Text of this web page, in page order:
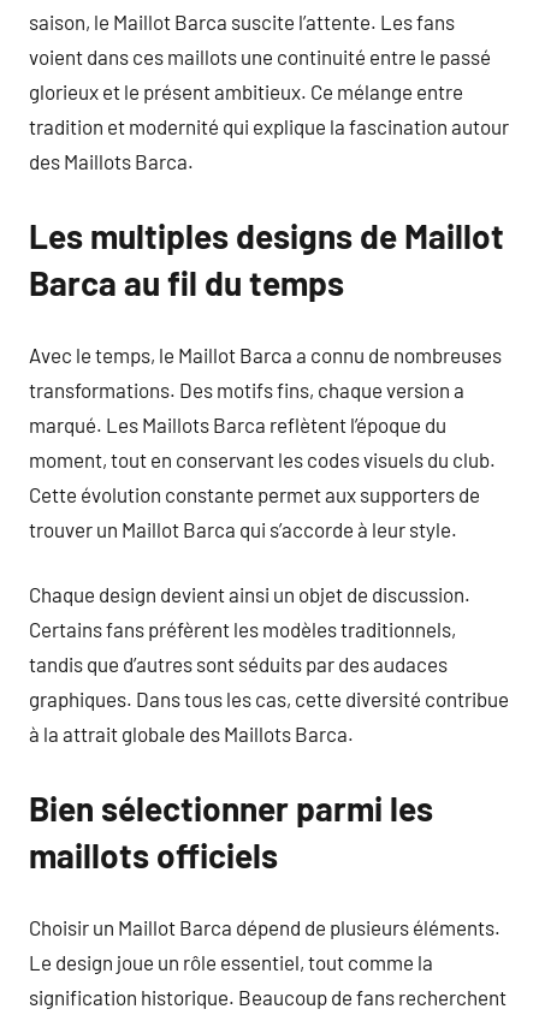
saison, le Maillot Barca suscite l’attente. Les fans
voient dans ces maillots une continuité entre le passé
glorieux et le présent ambitieux. Ce mélange entre
tradition et modernité qui explique la fascination autour
des Maillots Barca.
Les multiples designs de Maillot
Barca au fil du temps
Avec le temps, le Maillot Barca a connu de nombreuses
transformations. Des motifs fins, chaque version a
marqué. Les Maillots Barca reflètent l’époque du
moment, tout en conservant les codes visuels du club.
Cette évolution constante permet aux supporters de
trouver un Maillot Barca qui s’accorde à leur style.
Chaque design devient ainsi un objet de discussion.
Certains fans préfèrent les modèles traditionnels,
tandis que d’autres sont séduits par des audaces
graphiques. Dans tous les cas, cette diversité contribue
à la attrait globale des Maillots Barca.
Bien sélectionner parmi les
maillots officiels
Choisir un Maillot Barca dépend de plusieurs éléments.
Le design joue un rôle essentiel, tout comme la
signification historique. Beaucoup de fans recherchent